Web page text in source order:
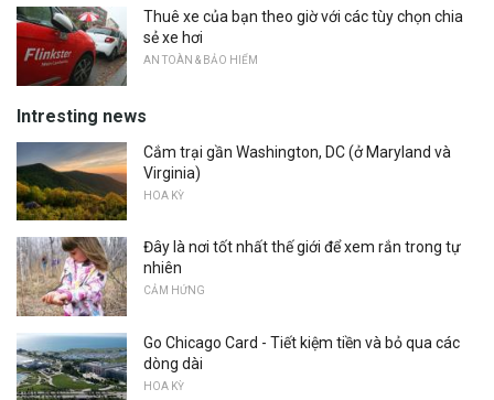
Thuê xe của bạn theo giờ với các tùy chọn chia
sẻ xe hơi
AN TOÀN & BẢO HIỂM
Intresting news
Cắm trại gần Washington, DC (ở Maryland và
Virginia)
HOA KỲ
Đây là nơi tốt nhất thế giới để xem rắn trong tự
nhiên
CẢM HỨNG
Go Chicago Card - Tiết kiệm tiền và bỏ qua các
dòng dài
HOA KỲ